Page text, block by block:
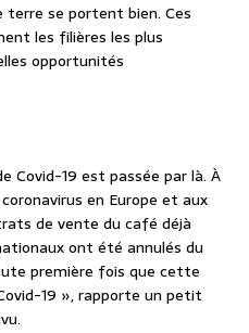
terre se portent bien. Ces
les filières les plus
opportunités
Covid-19 est passée par là. À
en Europe et aux
de vente du café déjà
ont été annulés du
première fois que cette
19 », rapporte un petit